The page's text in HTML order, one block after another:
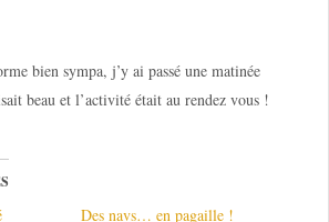
bien sympa, j’y ai passé une matinée
beau et l’activité était au rendez vous !
Des navs… en pagaille !